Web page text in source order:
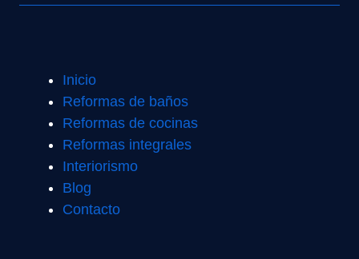
Inicio
Reformas de baños
Reformas de cocinas
Reformas integrales
Interiorismo
Blog
Contacto